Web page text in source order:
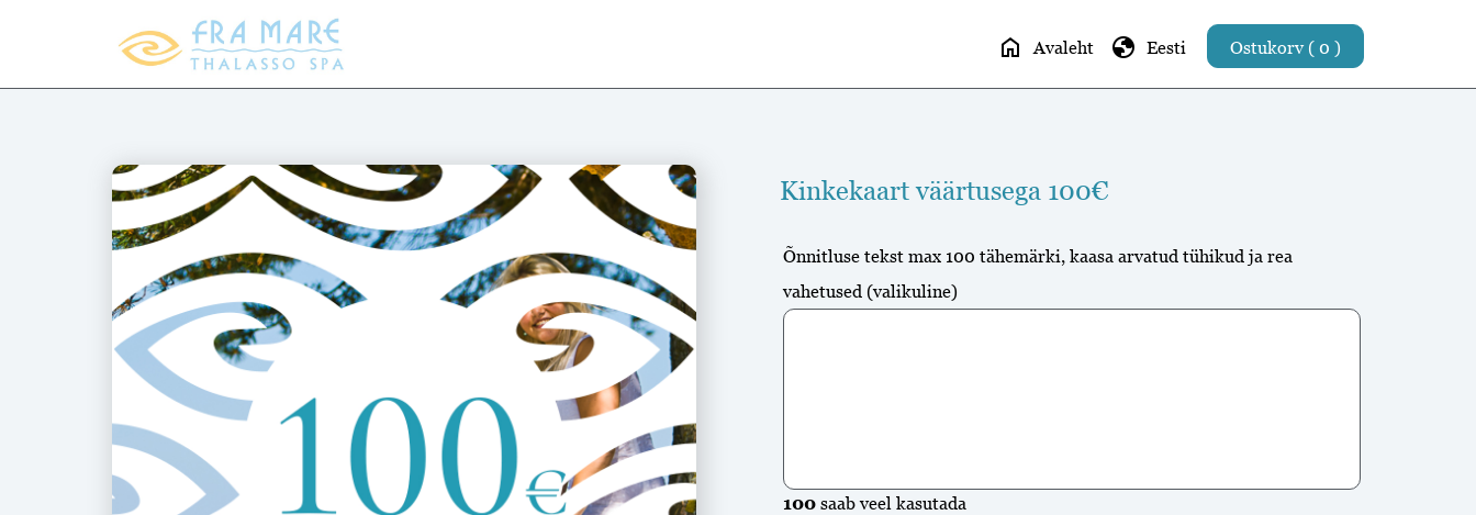
home Avaleht globe Eesti Ostukorv ( 0 )
Kinkekaart väärtusega 100€
Õnnitluse tekst max 100 tähemärki, kaasa arvatud tühikud ja rea
vahetused (valikuline)
100 saab veel kasutada